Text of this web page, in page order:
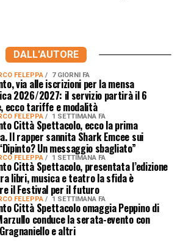
DALL'AUTORE
FELEPPA 7 GIORNI FA
via alle iscrizioni per la mensa
2026/2027: il servizio partirà il 6
ecco tariffe e modalità
FELEPPA 1 SETTIMANA FA
Città Spettacolo, ecco la prima
Il rapper sannita Shark Emcee sui
Un messaggio sbagliato”
FELEPPA 1 SETTIMANA FA
Città Spettacolo, presentata l’edizione
libri, musica e teatro la sfida è
il Festival per il futuro
FELEPPA 1 SETTIMANA FA
Città Spettacolo omaggia Peppino di
conduce la serata-evento con
e altri